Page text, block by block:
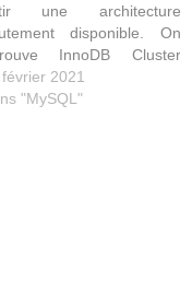
une
disponible.
InnoDB
Group Replication,
asynchrone
2021
"MySQL"